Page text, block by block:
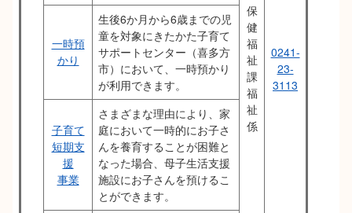
保
健
福
祉
課
福
祉
係
0241-
23-
3113
一時預
かり
生後6か月から6歳までの児
童を対象にきたかた子育て
サポートセンター（喜多方
市）において、一時預かり
が利用できます。
子育て
短期支
援
事業
さまざまな理由により、家
庭において一時的にお子さ
んを養育することが困難と
なった場合、母子生活支援
施設にお子さんを預けるこ
とができます。